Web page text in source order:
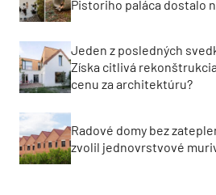
Pistoriho paláca dostalo
Jeden z posledných
Získa citlivá
cenu za architektúru?
Radové domy bez
zvolil jednovrstvové